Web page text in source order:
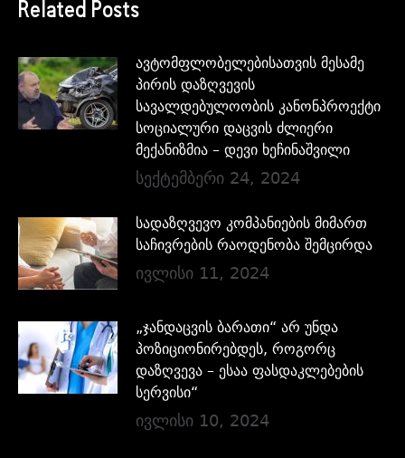
Related Posts
ავტომფლობელებისათვის მესამე
პირის დაზღვევის
სავალდებულოობის კანონპროექტი
სოციალური დაცვის ძლიერი
მექანიზმია – დევი ხეჩინაშვილი
სექტემბერი 24, 2024
სადაზღვევო კომპანიების მიმართ
საჩივრების რაოდენობა შემცირდა
ივლისი 11, 2024
„ჯანდაცვის ბარათი“ არ უნდა
პოზიციონირებდეს, როგორც
დაზღვევა – ესაა ფასდაკლებების
სერვისი“
ივლისი 10, 2024